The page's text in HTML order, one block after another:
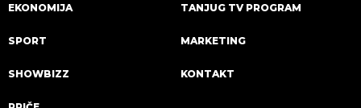
EKONOMIJA
SPORT
SHOWBIZZ
TANJUG TV PROGRAM
MARKETING
KONTAKT